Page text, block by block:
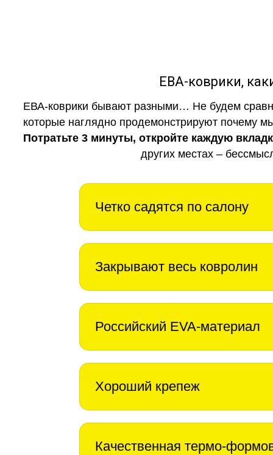
ЕВА-коврики,
ЕВА-коврики бывают разными… Не будем
которые наглядно продемонстрируют почему
Потратьте 3 минуты, откройте каждую
других местах –
Четко садятся по салону
Закрывают весь ковролин
Российский EVA-материал
Хороший крепеж
Качественная термо-